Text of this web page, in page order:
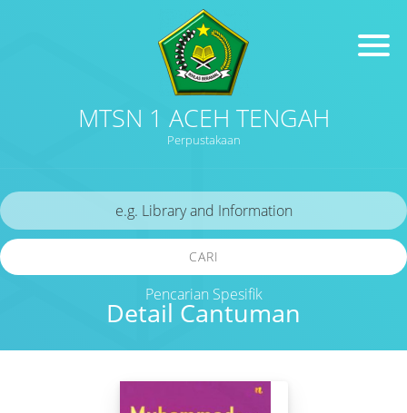
MTSN 1 ACEH TENGAH
Perpustakaan
Detail Cantuman
CARI
Pencarian Spesifik